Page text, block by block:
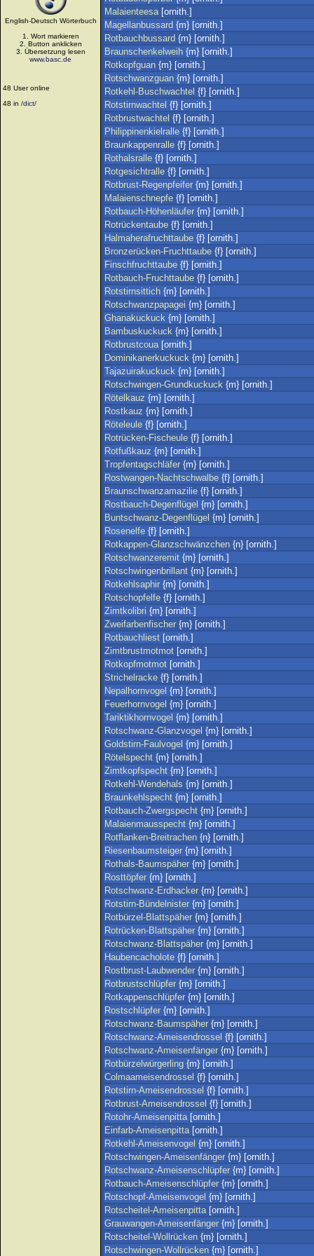
English-Deutsch Wörterbuch
1. Wort markieren
2. Button anklicken
3. Übersetzung lesen
www.basc.de
48 User online
48 in /dict/
Malaienteesa[ornith.]
Magellanbussard {m} [ornith.]
Rotbauchbussard {m} [ornith.]
Braunschenkelweih {m} [ornith.]
Rotkopfguan {m} [ornith.]
Rotschwanzguan {m} [ornith.]
Rotkehl-Buschwachtel {f} [ornith.]
Rotstirnwachtel {f} [ornith.]
Rotbrustwachtel {f} [ornith.]
Philippinenkielralle {f} [ornith.]
Braunkappenralle {f} [ornith.]
Rothalsralle {f} [ornith.]
Rotgesichtralle {f} [ornith.]
Rotbrust-Regenpfeifer {m} [ornith.]
Malaienschnepfe {f} [ornith.]
Rotbauch-Höhenläufer {m} [ornith.]
Rotrückentaube {f} [ornith.]
Halmaherafruchttaube {f} [ornith.]
Bronzerücken-Fruchttaube {f} [ornith.]
Finschfruchttaube {f} [ornith.]
Rotbauch-Fruchttaube {f} [ornith.]
Rotstirnsittich {m} [ornith.]
Rotschwanzpapagei {m} [ornith.]
Ghanakuckuck {m} [ornith.]
Bambuskuckuck {m} [ornith.]
Rotbrustcoua[ornith.]
Dominikanerkuckuck {m} [ornith.]
Tajazuirakuckuck {m} [ornith.]
Rotschwingen-Grundkuckuck {m} [ornith.]
Rötelkauz {m} [ornith.]
Rostkauz {m} [ornith.]
Röteleule {f} [ornith.]
Rotrücken-Fischeule {f} [ornith.]
Rotfußkauz {m} [ornith.]
Tropfentagschläfer {m} [ornith.]
Rostwangen-Nachtschwalbe {f} [ornith.]
Braunschwanzamazilie {f} [ornith.]
Rostbauch-Degenflügel {m} [ornith.]
Buntschwanz-Degenflügel {m} [ornith.]
Rosenelfe {f} [ornith.]
Rotkappen-Glanzschwänzchen {n} [ornith.]
Rotschwanzeremit {m} [ornith.]
Rotschwingenbrillant {m} [ornith.]
Rotkehlsaphir {m} [ornith.]
Rotschopfelfe {f} [ornith.]
Zimtkolibri {m} [ornith.]
Zweifarbenfischer {m} [ornith.]
Rotbauchliest [ornith.]
Zimtbrustmotmot [ornith.]
Rotkopfmotmot [ornith.]
Strichelracke {f} [ornith.]
Nepalhornvogel {m} [ornith.]
Feuerhornvogel {m} [ornith.]
Tariktikhornvogel {m} [ornith.]
Rotschwanz-Glanzvogel {m} [ornith.]
Goldstirn-Faulvogel {m} [ornith.]
Rötelspecht {m} [ornith.]
Zimtkopfspecht {m} [ornith.]
Rotkehl-Wendehals {m} [ornith.]
Braunkehlspecht {m} [ornith.]
Rotbauch-Zwergspecht {m} [ornith.]
Malaienmausspecht {m} [ornith.]
Rotflanken-Breitrachen {n} [ornith.]
Riesenbaumsteiger {m} [ornith.]
Rothals-Baumspäher {m} [ornith.]
Rosttöpfer {m} [ornith.]
Rotschwanz-Erdhacker {m} [ornith.]
Rotstirn-Bündelnister {m} [ornith.]
Rotbürzel-Blattspäher {m} [ornith.]
Rotrücken-Blattspäher {m} [ornith.]
Rotschwanz-Blattspäher {m} [ornith.]
Haubencacholote {f} [ornith.]
Rostbrust-Laubwender {m} [ornith.]
Rotbrustschlüpfer {m} [ornith.]
Rotkappenschlüpfer {m} [ornith.]
Rostschlüpfer {m} [ornith.]
Rotschwanz-Baumspäher {m} [ornith.]
Rotschwanz-Ameisendrossel {f} [ornith.]
Rotschwanz-Ameisenfänger {m} [ornith.]
Rotbürzelwürgerling {m} [ornith.]
Colmaameisendrossel {f} [ornith.]
Rotstirn-Ameisendrossel {f} [ornith.]
Rotbrust-Ameisendrossel {f} [ornith.]
Rotohr-Ameisenpitta[ornith.]
Einfarb-Ameisenpitta[ornith.]
Rotkehl-Ameisenvogel {m} [ornith.]
Rotschwingen-Ameisenfänger {m} [ornith.]
Rotschwanz-Ameisenschlüpfer {m} [ornith.]
Rotbauch-Ameisenschlüpfer {m} [ornith.]
Rotschopf-Ameisenvogel {m} [ornith.]
Rotscheitel-Ameisenpitta[ornith.]
Grauwangen-Ameisenfänger {m} [ornith.]
Rotscheitel-Wollrücken {m} [ornith.]
Rotschwingen-Wollrücken {m} [ornith.]